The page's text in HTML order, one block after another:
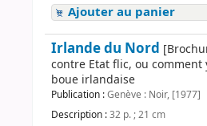
Ajouter au panier
Irlande du Nord
contre Etat flic, ou comment
boue irlandaise
Publication :Genève : Noir, [1977]
Description :32 p. ; 21 cm